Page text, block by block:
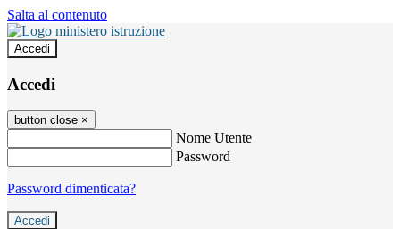
Salta al contenuto
Accedi
Accedi
button close ×
Nome Utente
Password
Password dimenticata?